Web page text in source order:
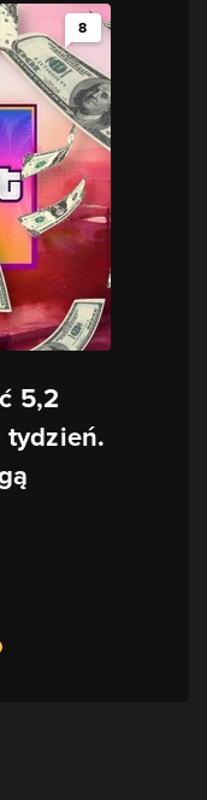
8
5,2